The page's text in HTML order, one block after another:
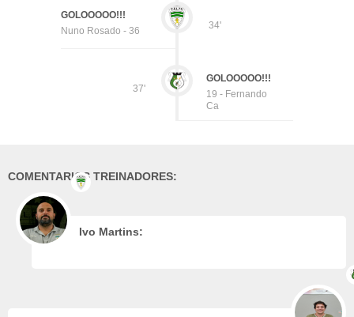
34'
GOLOOOOO!!!
Nuno Rosado - 36
37'
GOLOOOOO!!!
19 - Fernando
Ca
COMENTARIOS TREINADORES:
Ivo Martins: